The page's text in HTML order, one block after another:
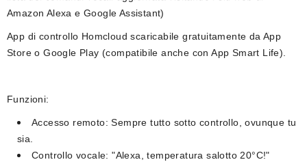
Amazon Alexa e Google Assistant)
App di controllo Homcloud scaricabile gratuitamente da App
Store o Google Play (compatibile anche con App Smart Life).
Funzioni:
Accesso remoto: Sempre tutto sotto controllo, ovunque tu
sia.
Controllo vocale: "Alexa, temperatura salotto 20°C!"